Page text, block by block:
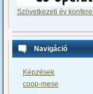
Szövetkezeti év
Navigáció
Képzések
coop-mese